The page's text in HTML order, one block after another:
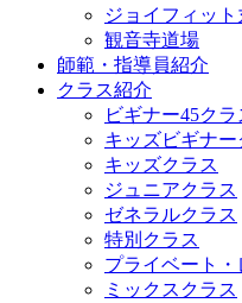
ジョイフィッ
観音寺道場
師範・指導員紹介
クラス紹介
ビギナー45クラ
キッズビギナー
キッズクラス
ジュニアクラス
ゼネラルクラス
特別クラス
プライベート・
ミックスクラス